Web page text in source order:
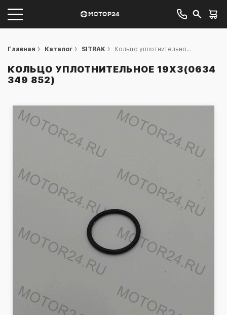
Главная Каталог SITRAK Кольцо уплотнительно...
КОЛЬЦО УПЛОТНИТЕЛЬНОЕ 19X3(0634
349 852)